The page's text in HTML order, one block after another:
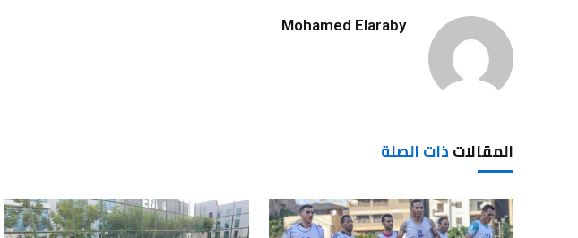
Mohamed Elaraby
المقالاتذات الصلة